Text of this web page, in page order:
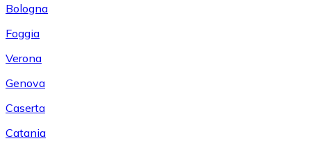
Bologna
Foggia
Verona
Genova
Caserta
Catania